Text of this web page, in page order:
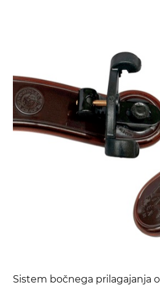
Sistem bočnega prilagajanja